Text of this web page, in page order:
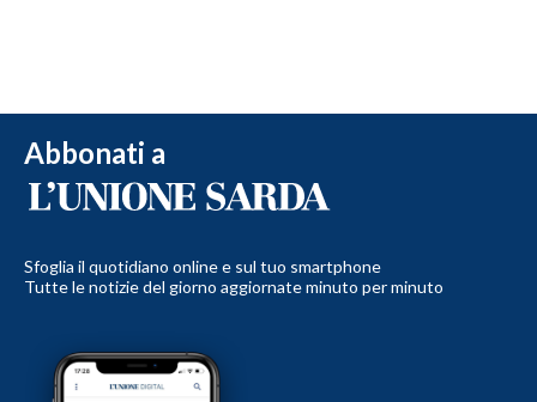
Abbonati a
Sfoglia il quotidiano online e sul tuo smartphone
Tutte le notizie del giorno aggiornate minuto per minuto